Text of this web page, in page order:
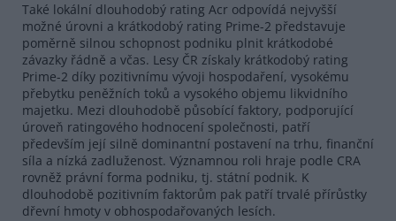
Také lokální dlouhodobý rating Acr odpovídá nejvyšší
možné úrovni a krátkodobý rating Prime-2 představuje
poměrně silnou schopnost podniku plnit krátkodobé
závazky řádně a včas. Lesy ČR získaly krátkodobý rating
Prime-2 díky pozitivnímu vývoji hospodaření, vysokému
přebytku peněžních toků a vysokého objemu likvidního
majetku. Mezi dlouhodobě působící faktory, podporující
úroveň ratingového hodnocení společnosti, patří
především její silně dominantní postavení na trhu, finanční
síla a nízká zadluženost. Významnou roli hraje podle CRA
rovněž právní forma podniku, tj. státní podnik. K
dlouhodobě pozitivním faktorům pak patří trvalé přírůstky
dřevní hmoty v obhospodařovaných lesích.